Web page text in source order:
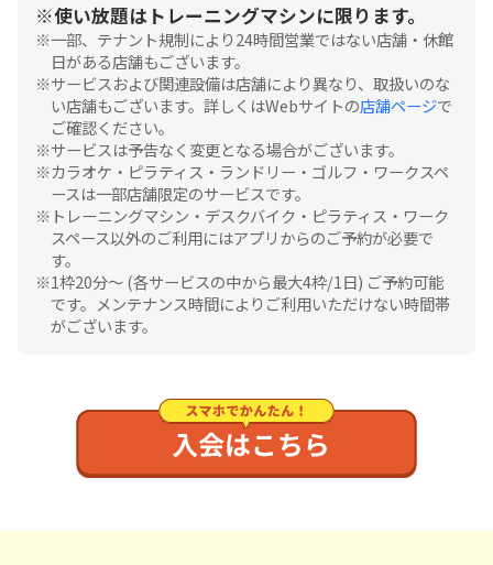
使い放題はトレーニングマシンに限ります。
一部、テナント規制により24時間営業ではない店舗・休館
日がある店舗もございます。
サービスおよび関連設備は店舗により異なり、取扱いのな
い店舗もございます。詳しくはWebサイトの店舗ページで
ご確認ください。
サービスは予告なく変更となる場合がございます。
カラオケ・ピラティス・ランドリー・ゴルフ・ワークスペ
ースは一部店舗限定のサービスです。
トレーニングマシン・デスクバイク・ピラティス・ワーク
スペース以外のご利用にはアプリからのご予約が必要で
す。
1枠20分〜 (各サービスの中から最大4枠/1日) ご予約可能
です。メンテナンス時間によりご利用いただけない時間帯
がございます。